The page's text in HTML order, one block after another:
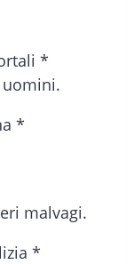
*
*
malvagi.
*